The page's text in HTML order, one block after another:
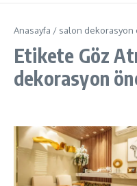
Anasayfa / salon dekorasyon
Etikete Göz
dekorasyon